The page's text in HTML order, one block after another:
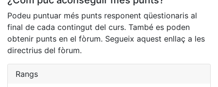
Podeu puntuar més punts responent qüestionaris al
final de cada contingut del curs. També es poden
obtenir punts en el fòrum. Segueix aquest enllaç a les
directrius del fòrum.
Rangs